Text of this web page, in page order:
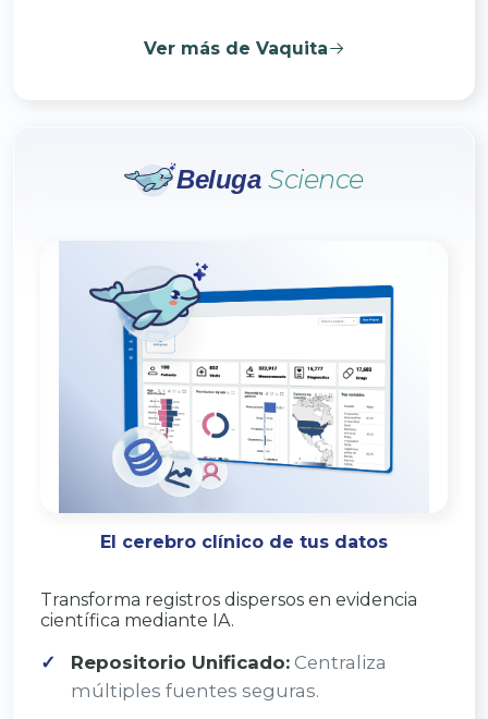
Ver más de Vaquita
Beluga Science
El cerebro clínico de tus datos
Transforma registros dispersos en evidencia
científica mediante IA.
Repositorio Unificado: Centraliza
múltiples fuentes seguras.